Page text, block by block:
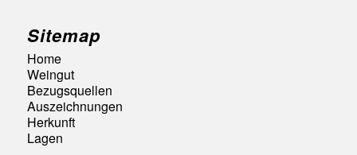
Sitemap
Home
Weingut
Bezugsquellen
Auszeichnungen
Herkunft
Lagen